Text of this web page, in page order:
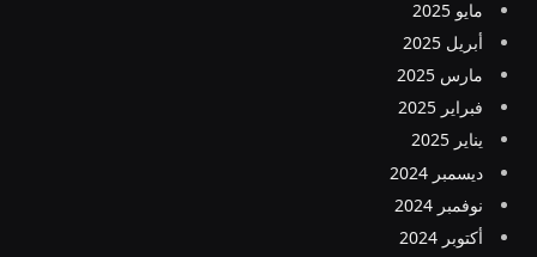
مايو 2025
أبريل 2025
مارس 2025
فبراير 2025
يناير 2025
ديسمبر 2024
نوفمبر 2024
أكتوبر 2024